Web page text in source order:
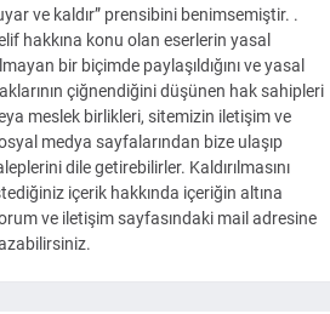
ve kaldır” prensibini benimsemiştir. .
hakkına konu olan eserlerin yasal
bir biçimde paylaşıldığını ve yasal
çiğnendiğini düşünen hak sahipleri
meslek birlikleri, sitemizin iletişim ve
medya sayfalarından bize ulaşıp
dile getirebilirler. Kaldırılmasını
içerik hakkında içeriğin altına
ve iletişim sayfasındaki mail adresine